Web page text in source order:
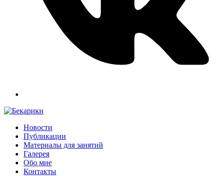
Новости
Публикации
Материалы для занятий
Галерея
Обо мне
Контакты